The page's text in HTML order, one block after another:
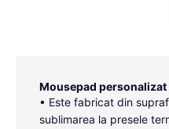
Mousepad
• Este fabricat din
sublimarea la presele